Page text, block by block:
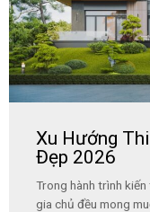
Xu Hướng
Đẹp 2026
Trong hành trình
gia chủ đều mong